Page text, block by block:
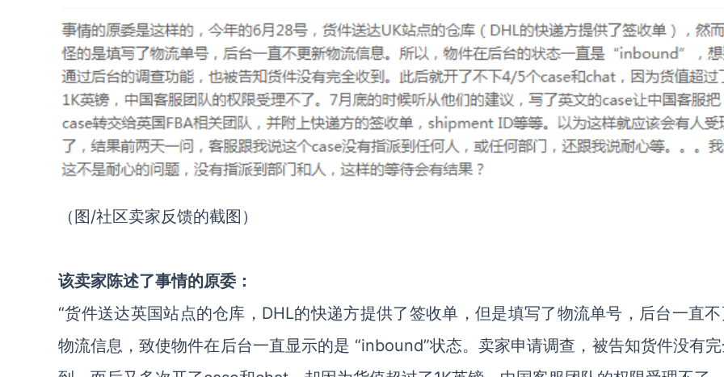
（图/社区卖家反馈的截图）
该卖家陈述了事情的原委：
“货件送达英国站点的仓库，DHL的快递方提供了签收单，但是填写了物流单号，后台一直
物流信息，致使物件在后台一直显示的是 “inbound”状态。卖家申请调查，被告知货件没有